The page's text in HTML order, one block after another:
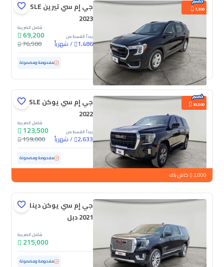
7,300
جي إم سي تيرين SLE
2023
يبدأ القسط من
1,486
/شهرياً
شامل الضريبة
69,200
76,500
مستعملة 60,780 كم مفحوصة ومضمونة
35,500
جي إم سي يوكن SLE
2022
يبدأ القسط من
2,633
/شهرياً
شامل الضريبة
123,500
159,000
مستعملة 145,398 كم مفحوصة ومضمونة
2,000 كاش باك
جي إم سي يوكن دينالي
2021 دبل
شامل الضريبة
215,000
مستعملة 72,953 كم ممشى قليل مفحوصة ومضمونة